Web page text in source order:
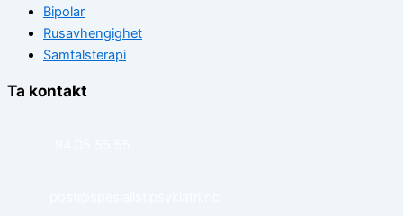
Bipolar
Rusavhengighet
Samtalsterapi
Ta kontakt